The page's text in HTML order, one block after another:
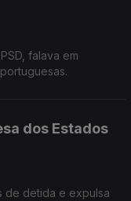
em
dos Estados
de detida e expulsa